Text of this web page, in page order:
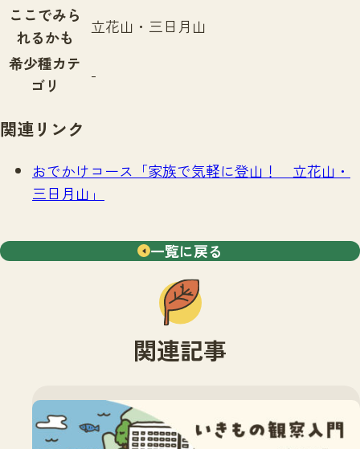
ここでみら
れるかも
立花山・三日月山
希少種カテ
ゴリ
-
関連リンク
おでかけコース「家族で気軽に登山！ 立花山・
三日月山」
一覧に戻る
関連記事